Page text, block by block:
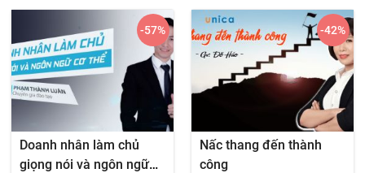
Doanh nhân làm chủ
giọng nói và ngôn ngữ
-57%
Nấc thang đến thành
công
-42%